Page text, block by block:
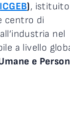
ICGEB),
centro di
nel
a livello
e